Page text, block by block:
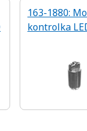
163-1880:
kontrolka